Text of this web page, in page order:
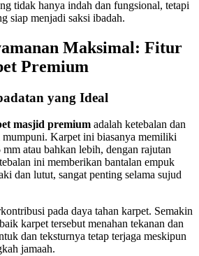
tidak hanya indah dan fungsional, tetapi
siap menjadi saksi ibadah.
Maksimal: Fitur
Premium
yang Ideal
masjid premium adalah ketebalan dan
mumpuni. Karpet ini biasanya memiliki
atau bahkan lebih, dengan rajutan
ini memberikan bantalan empuk
dan lutut, sangat penting selama sujud
pada daya tahan karpet. Semakin
karpet tersebut menahan tekanan dan
dan teksturnya tetap terjaga meskipun
jamaah.